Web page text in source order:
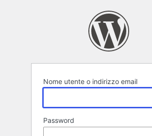
Nome utente o indirizzo email
Password